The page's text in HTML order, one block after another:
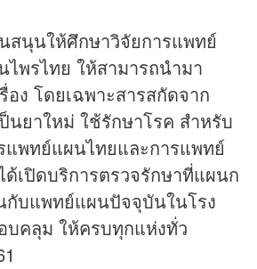
สนุนให้ศึกษาวิจัยการแพทย์
พรไทย ให้สามารถนำมา
อง โดยเฉพาะสารสกัดจาก
นยาใหม่ ใช้รักษาโรค สำหรับ
แพทย์แผนไทยและการแพทย์
เปิดบริการตรวจรักษาที่แผนก
บแพทย์แผนปัจจุบันในโรง
คลุม ให้ครบทุกแห่งทั่ว